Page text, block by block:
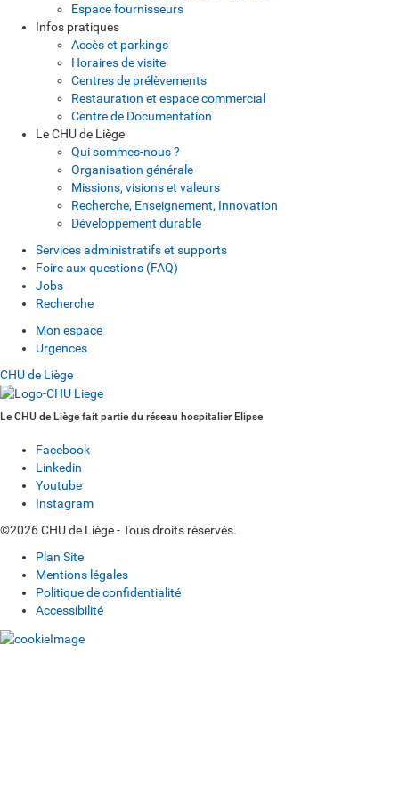
Espace fournisseurs
Infos pratiques
Accès et parkings
Horaires de visite
Centres de prélèvements
Restauration et espace commercial
Centre de Documentation
Le CHU de Liège
Qui sommes-nous ?
Organisation générale
Missions, visions et valeurs
Recherche, Enseignement, Innovation
Développement durable
Services administratifs et supports
Foire aux questions (FAQ)
Jobs
Recherche
Mon espace
Urgences
CHU de Liège
Le CHU de Liège fait partie du réseau hospitalier Elipse
Facebook
Linkedin
Youtube
Instagram
©2026 CHU de Liège - Tous droits réservés.
Plan Site
Mentions légales
Politique de confidentialité
Accessibilité